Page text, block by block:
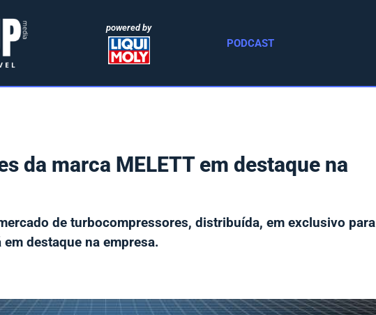
powered by
PODCAST
da marca MELETT em destaque na
de turbocompressores, distribuída, em exclusivo para
destaque na empresa.